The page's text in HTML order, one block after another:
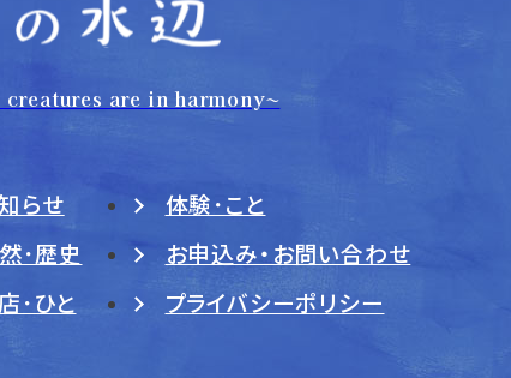
are in harmony〜
らせ
･歴史
･ひと
体験･こと
お申込み・お問い合わせ
プライバシーポリシー